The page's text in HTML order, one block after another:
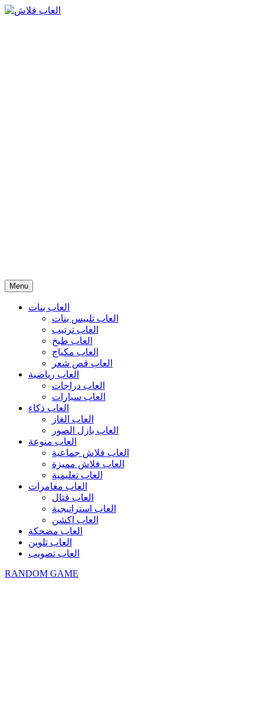
Menu
العاب بنات
العاب تلبيس بنات
العاب ترتيب
العاب طبخ
العاب مكياج
العاب قص شعر
العاب رياضية
العاب دراجات
العاب سيارات
العاب ذكاء
العاب الغاز
العاب بازل الصور
العاب منوعة
العاب فلاش جماعية
العاب فلاش مميزة
العاب تعليمية
العاب مغامرات
العاب قتال
العاب استراتيجية
العاب اكشن
العاب مضحكة
العاب تلوين
العاب تصويب
RANDOM GAME